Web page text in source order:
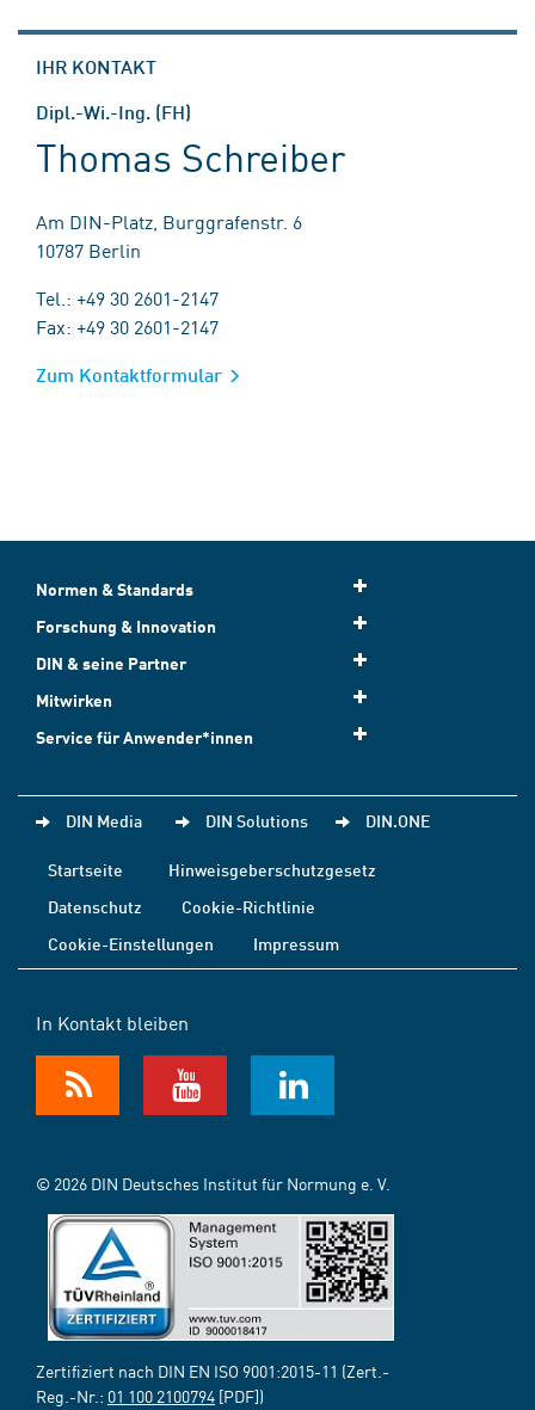
IHR KONTAKT
Dipl.-Wi.-Ing. (FH)
Thomas Schreiber
Am DIN-Platz, Burggrafenstr. 6
10787 Berlin
Tel.: +49 30 2601-2147
Fax: +49 30 2601-2147
Zum Kontaktformular
Normen & Standards
Forschung & Innovation
DIN & seine Partner
Mitwirken
Service für Anwender*innen
DIN Media DIN Solutions DIN.ONE
Startseite
Hinweisgeberschutzgesetz
Datenschutz
Cookie-Richtlinie
Cookie-Einstellungen
Impressum
In Kontakt bleiben
© 2026 DIN Deutsches Institut für Normung e. V.
Zertifiziert nach DIN EN ISO 9001:2015-11 (Zert.-
Reg.-Nr.: 01 100 2100794 [PDF])